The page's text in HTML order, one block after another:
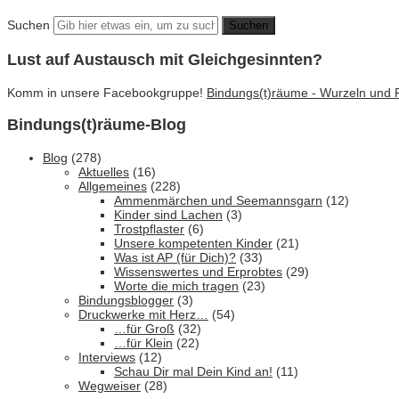
Suchen
Lust auf Austausch mit Gleichgesinnten?
Komm in unsere Facebookgruppe! Bindungs(t)räume - Wurzeln und
Bindungs(t)räume-Blog
Blog (278)
Aktuelles (16)
Allgemeines (228)
Ammenmärchen und Seemannsgarn (12)
Kinder sind Lachen (3)
Trostpflaster (6)
Unsere kompetenten Kinder (21)
Was ist AP (für Dich)? (33)
Wissenswertes und Erprobtes (29)
Worte die mich tragen (23)
Bindungsblogger (3)
Druckwerke mit Herz…
(54)
…für Groß (32)
…für Klein (22)
Interviews (12)
Schau Dir mal Dein Kind an! (11)
Wegweiser (28)